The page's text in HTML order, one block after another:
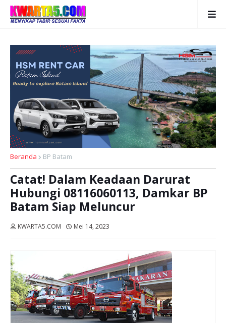
Beranda BP Batam
Catat! Dalam Keadaan Darurat
Hubungi 08116060113, Damkar BP
Batam Siap Meluncur
KWARTA5.COM Mei 14, 2023